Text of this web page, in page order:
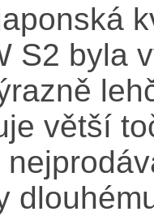
S2 byla
větší